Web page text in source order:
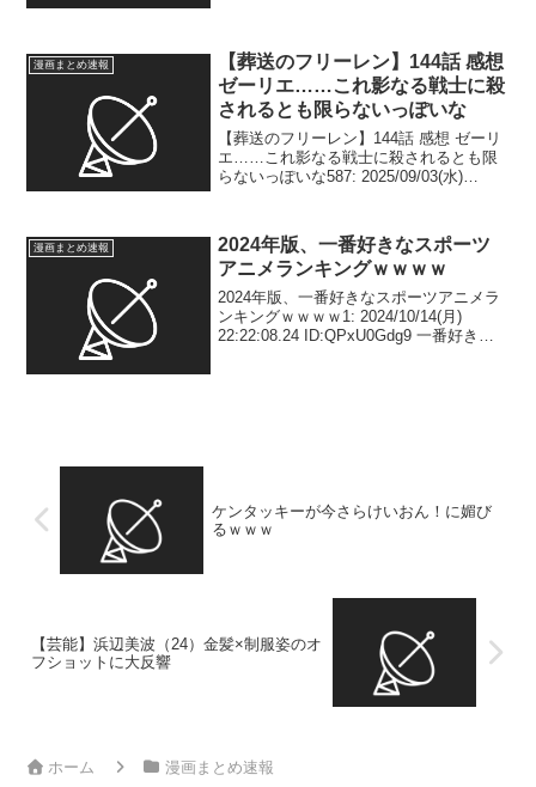
漫画まとめ速報
【葬送のフリーレン】144話 感想
ゼーリエ……これ影なる戦士に殺
されるとも限らないっぽいな
【葬送のフリーレン】144話 感想 ゼーリ
エ……これ影なる戦士に殺されるとも限
らないっぽいな587: 2025/09/03(水)
202...
漫画まとめ速報
2024年版、一番好きなスポーツ
アニメランキングｗｗｗｗ
2024年版、一番好きなスポーツアニメラ
ンキングｗｗｗｗ1: 2024/10/14(月)
22:22:08.24 ID:QPxU0Gdg9 一番好きな
ケンタッキーが今さらけいおん！に媚び
るｗｗｗ
【芸能】浜辺美波（24）金髪×制服姿のオ
フショットに大反響
ホーム 漫画まとめ速報